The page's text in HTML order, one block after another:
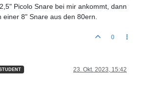
Picolo Snare bei mir ankommt, dann
8" Snare aus den 80ern.
0
23. Okt. 2023, 15:42